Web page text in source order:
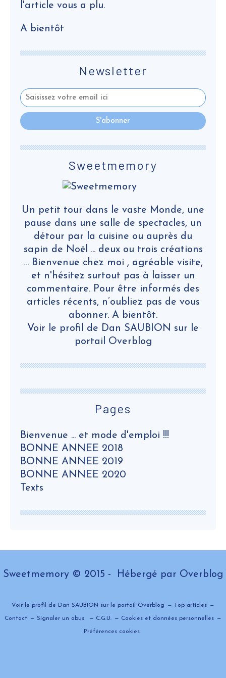
Newsletter
Pages
Bienvenue ... et mode d'emploi !!!
BONNE ANNEE 2018
BONNE ANNEE 2019
BONNE ANNEE 2020
Texts
Sweetmemory
Un petit tour dans le vaste Monde, une
pause dans une salle de spectacles, un
détour par la cuisine ou auprès du
sapin de Noël ... deux ou trois créations
… Bienvenue chez moi , agréable visite,
et n'hésitez surtout pas à laisser un
commentaire. Pour être informés des
articles récents, n’oubliez pas de vous
abonner. A bientôt.
Voir le profil de Dan SAUBION sur le
portail Overblog
l'article vous a plu.
A bientôt
Sweetmemory © 2015 - Hébergé par Overblog
Voir le profil de Dan SAUBION sur le portail Overblog Top articles
Contact Signaler un abus C.G.U. Cookies et données personnelles
Préférences cookies